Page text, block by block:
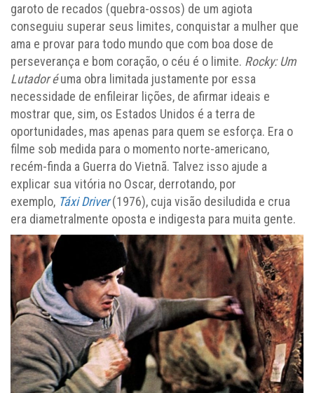
garoto de recados (quebra-ossos) de um agiota
conseguiu superar seus limites, conquistar a mulher que
ama e provar para todo mundo que com boa dose de
perseverança e bom coração, o céu é o limite. Rocky: Um
Lutador éuma obra limitada justamente por essa
necessidade de enfileirar lições, de afirmar ideais e
mostrar que, sim, os Estados Unidos é a terra de
oportunidades, mas apenas para quem se esforça. Era o
filme sob medida para o momento norte-americano,
recém-finda a Guerra do Vietnã. Talvez isso ajude a
explicar sua vitória no Oscar, derrotando, por
exemplo, Táxi Driver (1976), cuja visão desiludida e crua
era diametralmente oposta e indigesta para muita gente.